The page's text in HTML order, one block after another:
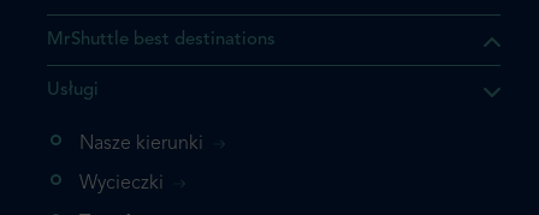
MrShuttle best destinations
Usługi
Nasze kierunki
Wycieczki